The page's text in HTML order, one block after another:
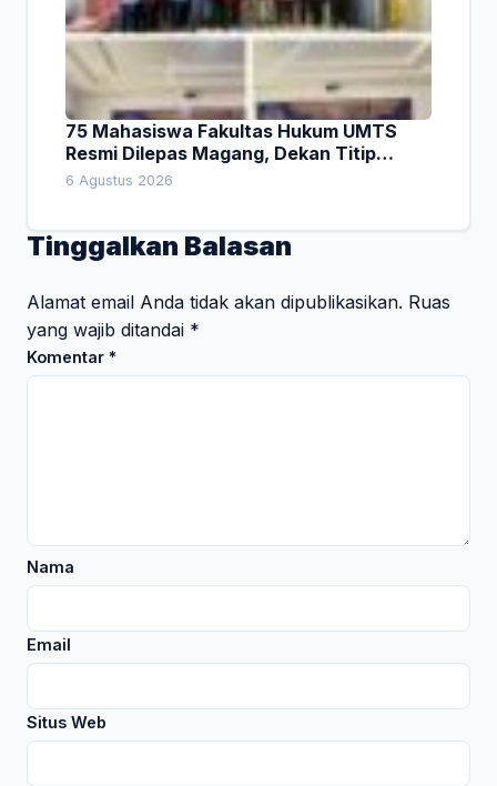
75 Mahasiswa Fakultas Hukum UMTS
Resmi Dilepas Magang, Dekan Titip
Empat Pesan Penting
6 Agustus 2026
Tinggalkan Balasan
Alamat email Anda tidak akan dipublikasikan. Ruas
yang wajib ditandai *
Komentar *
Nama
Email
Situs Web